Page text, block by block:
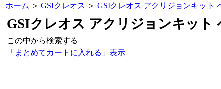
ホーム ＞ GSIクレオス ＞ GSIクレオス アクリジョンキット
GSIクレオス アクリジョンキット
この中から検索する
「まとめてカートに入れる」表示